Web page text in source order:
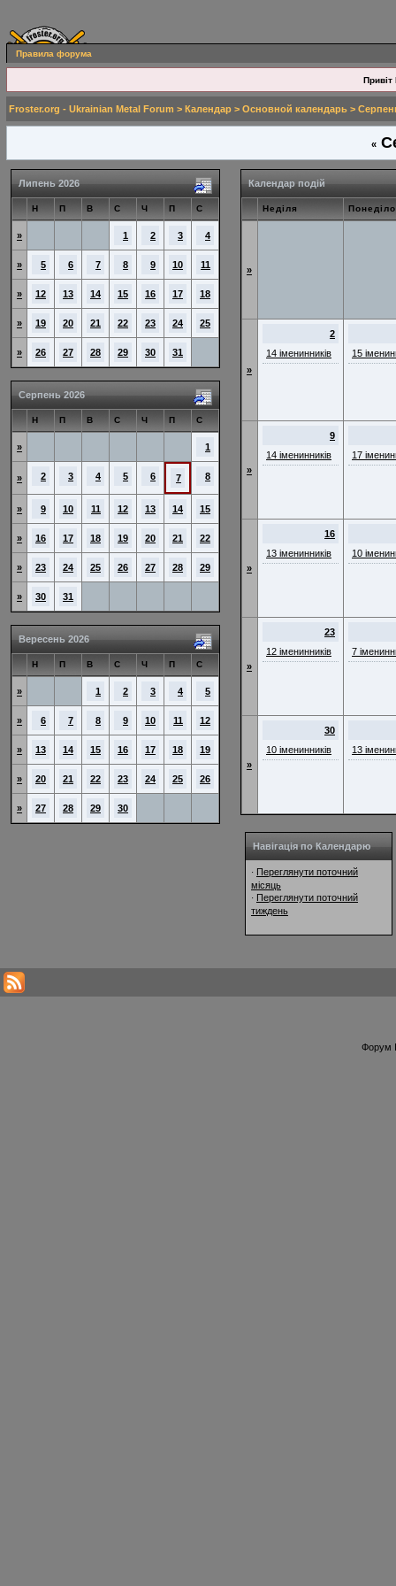
Правила форума
Привіт
Froster.org - Ukrainian Metal Forum > Календар > Основной календарь >
«
Липень 2026
Н П В С Ч П С
» 1 2 3 4
» 5 6 7 8 9 10 11
» 12 13 14 15 16 17 18
» 19 20 21 22 23 24 25
» 26 27 28 29 30 31
Серпень 2026
Н П В С Ч П С
» 1
» 2 3 4 5 6 7 8
» 9 10 11 12 13 14 15
» 16 17 18 19 20 21 22
» 23 24 25 26 27 28 29
» 30 31
Вересень 2026
Н П В С Ч П С
» 1 2 3 4 5
» 6 7 8 9 10 11 12
» 13 14 15 16 17 18 19
» 20 21 22 23 24 25 26
» 27 28 29 30
Календар подій
Неділя
»
»
2
14 іменинників
15
»
9
14 іменинників
17
»
16
13 іменинників
10
»
23
12 іменинників
7
»
30
10 іменинників
13
Навігація по Календарю
· Переглянути поточний
місяць
· Переглянути поточний
тиждень
Форум